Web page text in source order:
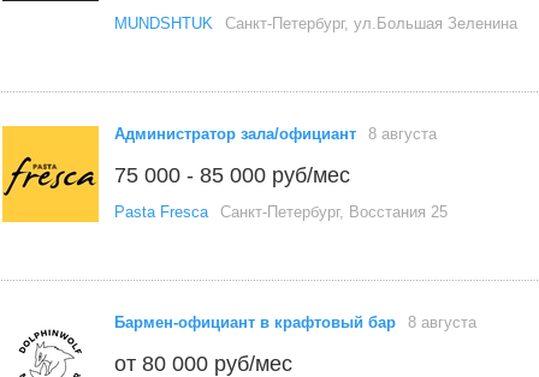
MUNDSHTUK Санкт-Петербург, ул.Большая Зеленина
Администратор зала/официант 8 августа
75 000 - 85 000 руб/мес
Pasta Fresca Санкт-Петербург, Восстания 25
Бармен-официант в крафтовый бар 8 августа
от 80 000 руб/мес